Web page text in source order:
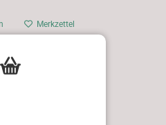
Merkzettel